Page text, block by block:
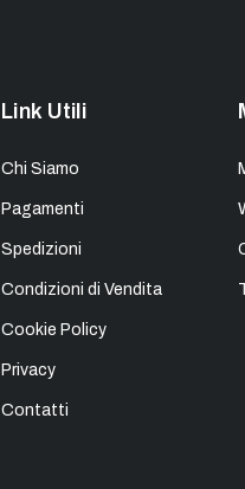
Link Utili
Chi Siamo
Pagamenti
Spedizioni
Condizioni di Vendita
Cookie Policy
Privacy
Contatti